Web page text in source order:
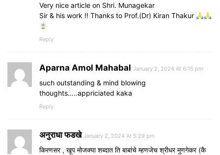
Very nice article on Shri. Munagekar
Sir & his work !! Thanks to Prof.(Dr) Kiran Thakur
Reply
Aparna Amol Mahabal January 2, 2024 At 6:15 pm
such outstanding & mind blowing
thoughts…..appriciated kaka
Reply
अनुराधा फडखे January 2, 2024 At 5:29 pm
किरणसर , खूप मोजक्या शब्दात ति बाबांचे म्हणजेच श्रीधर मुणगेकर (कै